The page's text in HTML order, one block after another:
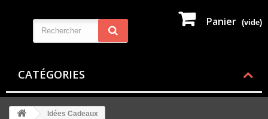
Panier (vide)
CATÉGORIES
Idées Cadeaux